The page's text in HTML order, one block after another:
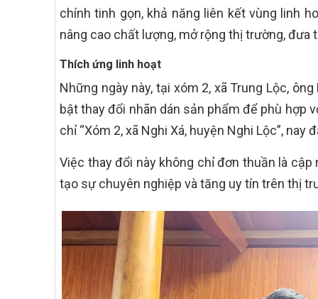
chính tinh gọn, khả năng liên kết vùng linh
nâng cao chất lượng, mở rộng thị trường, đưa
Thích ứng linh hoạt
Những ngày này, tại xóm 2, xã Trung Lộc,
bật thay đổi nhãn dán sản phẩm để phù hợp
chỉ “Xóm 2, xã Nghi Xá, huyện Nghi Lộc”, nay
Việc thay đổi này không chỉ đơn thuần là
tạo sự chuyên nghiệp và tăng uy tín trên thị